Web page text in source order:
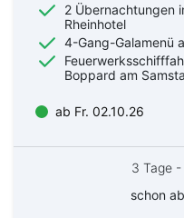
2 Übernachtungen
Rheinhotel
4-Gang-Galamenü
Boppard am
ab Fr. 02.10.26
3 Tage
schon ab